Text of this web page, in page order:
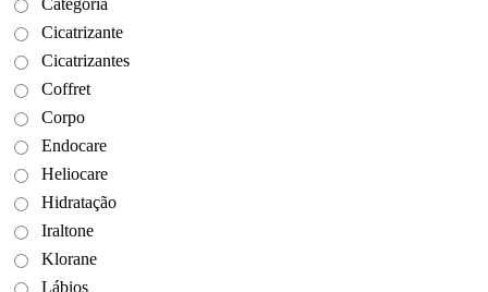
Categoria
Cicatrizante
Cicatrizantes
Coffret
Corpo
Endocare
Heliocare
Hidratação
Iraltone
Klorane
Lábios